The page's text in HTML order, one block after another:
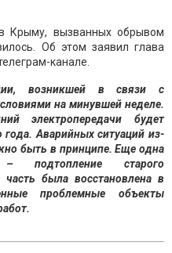
Крыму, вызванных обрывом
Об этом заявил глава
канале.
возникшей в связи с
на минувшей неделе.
электропередачи будет
Аварийных ситуаций из-
быть в принципе. Еще одна
подтопление старого
была восстановлена в
проблемные объекты